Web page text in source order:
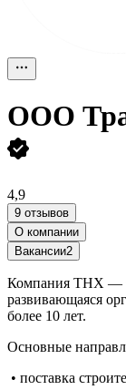
ООО
4,9
9 отзывов
О компании
Вакансии2
Компания ТНХ —
развивающаяся
более 10 лет.
Основные
• поставка